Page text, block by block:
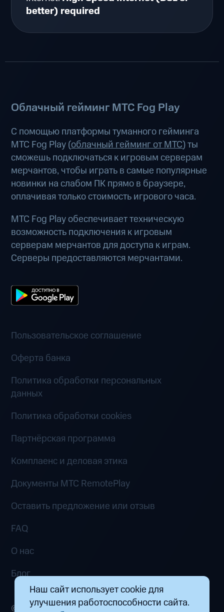
Наш сайт использует cookie для
улучшения работоспособности сайта.
better) required
Облачный гейминг МТС Fog Play
С помощью платформы туманного гейминга
МТС Fog Play (облачный гейминг от МТС) ты
сможешь подключаться к игровым серверам
мерчантов, чтобы играть в самые популярные
новинки на слабом ПК прямо в браузере,
оплачивая только стоимость игрового часа.
МТС Fog Play обеспечивает техническую
возможность подключения к игровым
серверам мерчантов для доступа к играм.
Серверы предоставляются мерчантами.
Пользовательское соглашение
Оферта банка
Политика обработки персональных
данных
Политика обработки cookies
Партнёрская программа
Комплаенс и деловая этика
Документы MTC RemotePlay
Оставить предложение или отзыв
FAQ
О нас
Блог
© 2026 ООО «Маркетплейс распределенных